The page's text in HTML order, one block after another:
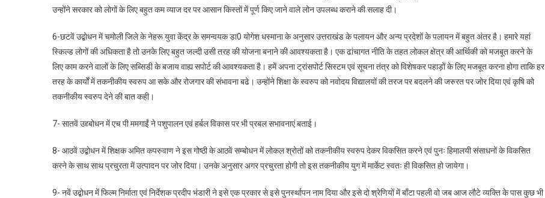
उन्होंने सरकार को लोगों के लिए बहुत कम व्याज दर पर आसान किस्तों में पूर्ण किए जाने वाले लोन उपलब्ध कराने की सलाह दी।
6-छटवें उद्बोधन मेंचमोली जिले के नेहरू युवा केंद्र के समन्वयक डा0 योगेश धस्माना के अनुसार उत्तराखंड के पलायन और अन्य प्रदेशों के पलायन में बहुत अंतर है। हमारे यहां
स्किल्ड लोगों की अधिकता है तो उनके लिए बहुत जल्दी उसी तरह की योजना बनाने की आवश्यकता है। एक ढांचागत नीति के तहत लोकल क्षेत्र की आर्थिकी को मजबूत करने के
लिए काम करने वालों के लिए सब्सिडी के बजाय वाह्य सपोर्ट की आवश्यकता है। हमें अपना ट्रांसपोर्ट सिस्टम एवं सूचना तंत्र को विशेषकर पहाड़ों के लिए मजबूत करना होगा ताकि हर
तरह के कार्यों में तकनीकीय स्वरुप आ सके और रोजगार की संभावना बढे। उन्होंने शिक्षा के स्वरुप को नवोदय विद्यालयों की तरज पर बदलने की जरुरत पर जोर दिया एवं कृषि को
तकनीकीय स्वरुप देने की बात कही।
7- सातवें उद्द्बोधन में एच पी ममगाईं ने पशुपालन एवं हर्बल विकास पर भी प्रबल सभावनाएं बताई।
8- आठवें उद्बोधन में शिक्षक अमित कपरुवाण ने इस गोष्ठी के आठवें सम्बोधन में लोकल श्रोतों को तकनीकीय स्वरुप देकर विकसित करने एवं पुनः हिमालयी संसाधनों के विकसित
करने के साथ साथ प्रचुरता में उत्पादन पर जोर दिया। उनके अनुसार अगर प्रचुरता होगी तो इस तकनीकीय युग में मार्केट स्वतः ही विकसित हो जायेगा।
9- नवें उद्बोधन में फिल्म निर्माता एवं निर्देशक प्रदीप भंडारी ने इसे एक प्रकार से इसे पुनर्स्थापन नाम दिया और इसे दो श्रेणियों में बाँटा पहली वो जब आज लौटे व्यक्ति के पास कुछ भी